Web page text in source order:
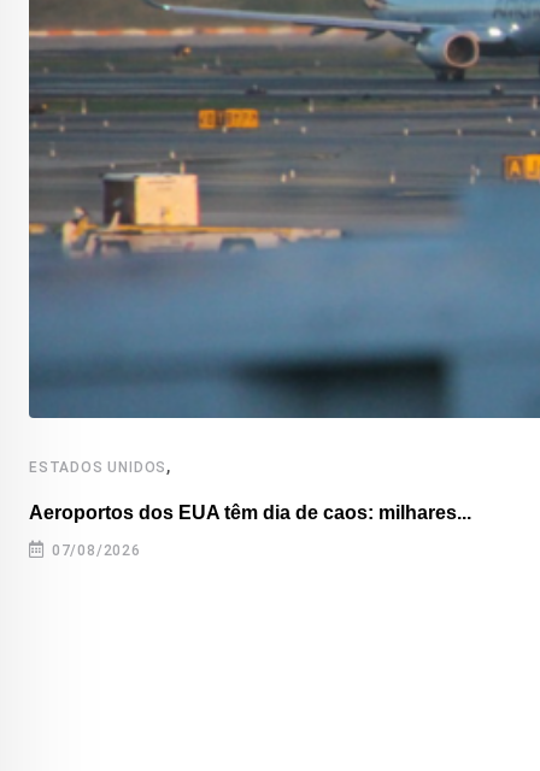
ESTADOS UNIDOS ,
Aeroportos dos EUA têm dia de caos: milhares...
07/08/2026